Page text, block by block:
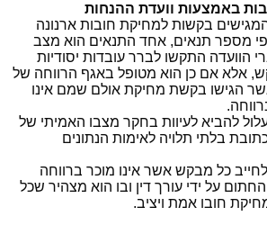
באמצעות וועדת ההנחות
בקשות למחיקת חובות ארנונה
פי מספר תנאים, אחד התנאים הוא מצב
הוועדה התקשו לברר עובדות יסודיות
אלא אם כן הוא מטופל באגף הרווחה של
הגישו בקשת מחיקת אולם שמם אינו
להביא לעיוות בחקר מצבו האמיתי של
בלתי תלויה לאימות הנתונים
כל מבקש אשר אינו מוכר ברווחה
על ידי עורך דין ובו הוא מצהיר שכל
חובו אמת ויציב.